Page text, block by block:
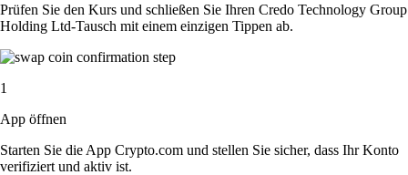
Prüfen Sie den Kurs und schließen Sie Ihren Credo Technology Group
Holding Ltd-Tausch mit einem einzigen Tippen ab.
1
App öffnen
Starten Sie die App Crypto.com und stellen Sie sicher, dass Ihr Konto
verifiziert und aktiv ist.